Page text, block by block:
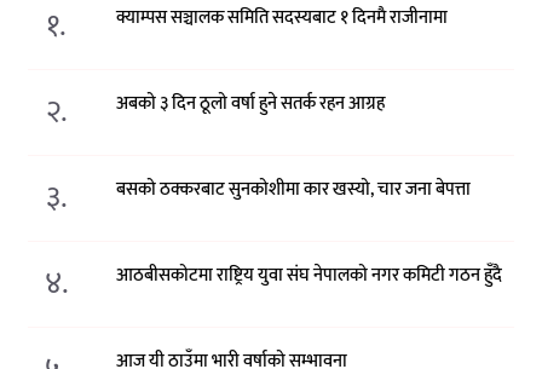
१. क्याम्पस सञ्चालक समिति सदस्यबाट १ दिनमै राजीनामा
२. अबको ३ दिन ठूलो वर्षा हुने सतर्क रहन आग्रह
३. बसको ठक्करबाट सुनकोशीमा कार खस्यो, चार जना बेपत्ता
४. आठबीसकोटमा राष्ट्रिय युवा संघ नेपालको नगर कमिटी गठन हुँदै
आज यी ठाउँमा भारी वर्षाको सम्भावना